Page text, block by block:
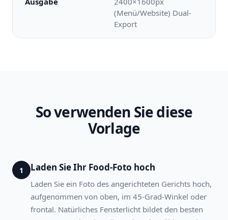
(Menü/Website) Dual-
Export
So verwenden Sie diese
Vorlage
1 Laden Sie Ihr Food-Foto hoch
Laden Sie ein Foto des angerichteten Gerichts hoch,
aufgenommen von oben, im 45-Grad-Winkel oder
frontal. Natürliches Fensterlicht bildet den besten